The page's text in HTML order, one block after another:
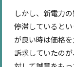
しかし、新電力
停滞していると
が良い時は価格
訴求していたの